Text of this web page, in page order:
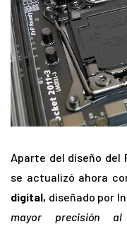
Aparte del diseño del
se actualizó ahora
digital, diseñado por
mayor precisión al